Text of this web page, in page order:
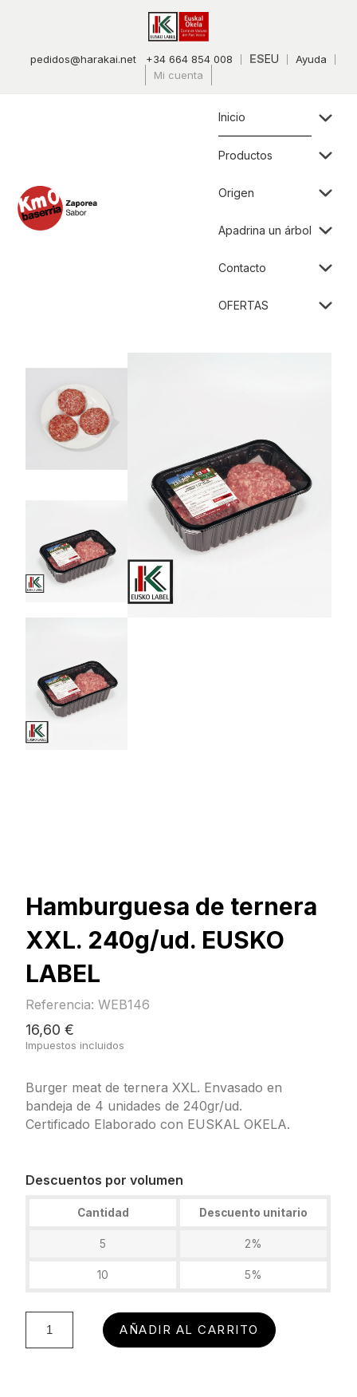
pedidos@harakai.net +34 664 854 008 ESEU
Ayuda
Mi cuenta
Inicio
Productos
Origen
Apadrina un árbol
Contacto
OFERTAS
Hamburguesa de ternera
XXL. 240g/ud. EUSKO
LABEL
Referencia: WEB146
16,60 €
Impuestos incluidos
Burger meat de ternera XXL. Envasado en
bandeja de 4 unidades de 240gr/ud.
Certificado Elaborado con EUSKAL OKELA.
Descuentos por volumen
Cantidad Descuento unitario
5 2%
10 5%
AÑADIR AL CARRITO